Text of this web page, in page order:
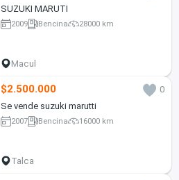
SUZUKI MARUTI
2009 Bencina 28000 km
Macul
$2.500.000
0
Se vende suzuki marutti
2007 Bencina 16000 km
Talca